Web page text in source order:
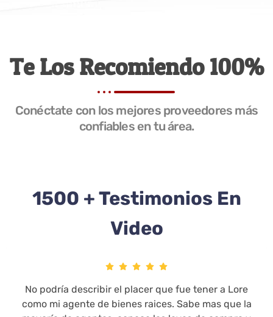
Te Los Recomiendo 100%
Conéctate con los mejores proveedores más
confiables en tu área.
1500 + Testimonios En
Video
Esta joven linda y trabajadora logro uno mas de
sus metas y compro casa fácil y rápido con Lorena